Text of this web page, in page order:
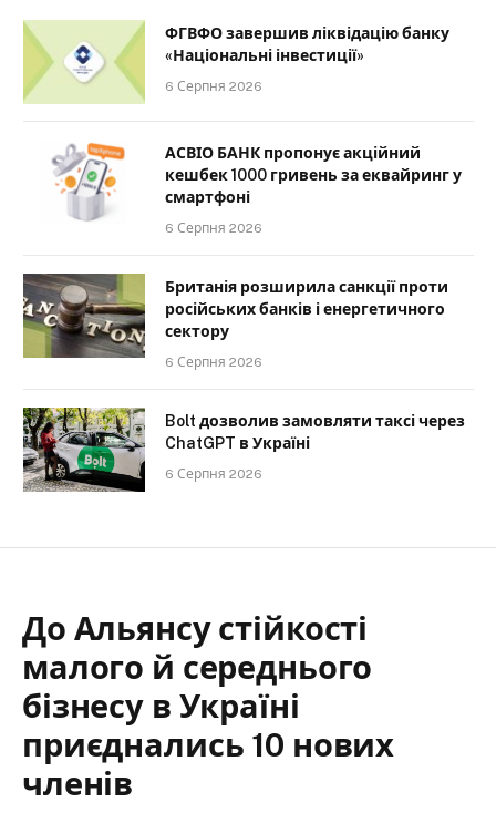
ФГВФО завершив ліквідацію банку
«Національні інвестиції»
6 Серпня 2026
АСВІО БАНК пропонує акційний
кешбек 1000 гривень за еквайринг у
смартфоні
6 Серпня 2026
Британія розширила санкції проти
російських банків і енергетичного
сектору
6 Серпня 2026
Bolt дозволив замовляти таксі через
ChatGPT в Україні
6 Серпня 2026
До Альянсу стійкості
малого й середнього
бізнесу в Україні
приєднались 10 нових
членів